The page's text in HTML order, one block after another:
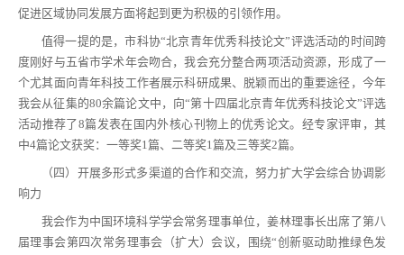
促进区域协同发展方面将起到更为积极的引领作用。
值得一提的是，市科协“北京青年优秀科技论文”评选活动的时间跨
度刚好与五省市学术年会吻合，我会充分整合两项活动资源，形成了一
个尤其面向青年科技工作者展示科研成果、脱颖而出的重要途径，今年
我会从征集的80余篇论文中，向“第十四届北京青年优秀科技论文”评选
活动推荐了8篇发表在国内外核心刊物上的优秀论文。经专家评审，其
中4篇论文获奖：一等奖1篇、二等奖1篇及三等奖2篇。
（四）开展多形式多渠道的合作和交流，努力扩大学会综合协调影
响力
我会作为中国环境科学学会常务理事单位，姜林理事长出席了第八
届理事会第四次常务理事会（扩大）会议，围绕“创新驱动助推绿色发